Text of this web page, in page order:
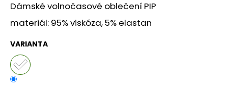
Dámské volnočasové oblečení PIP
materiál: 95% viskóza, 5% elastan
VARIANTA
D
o
p